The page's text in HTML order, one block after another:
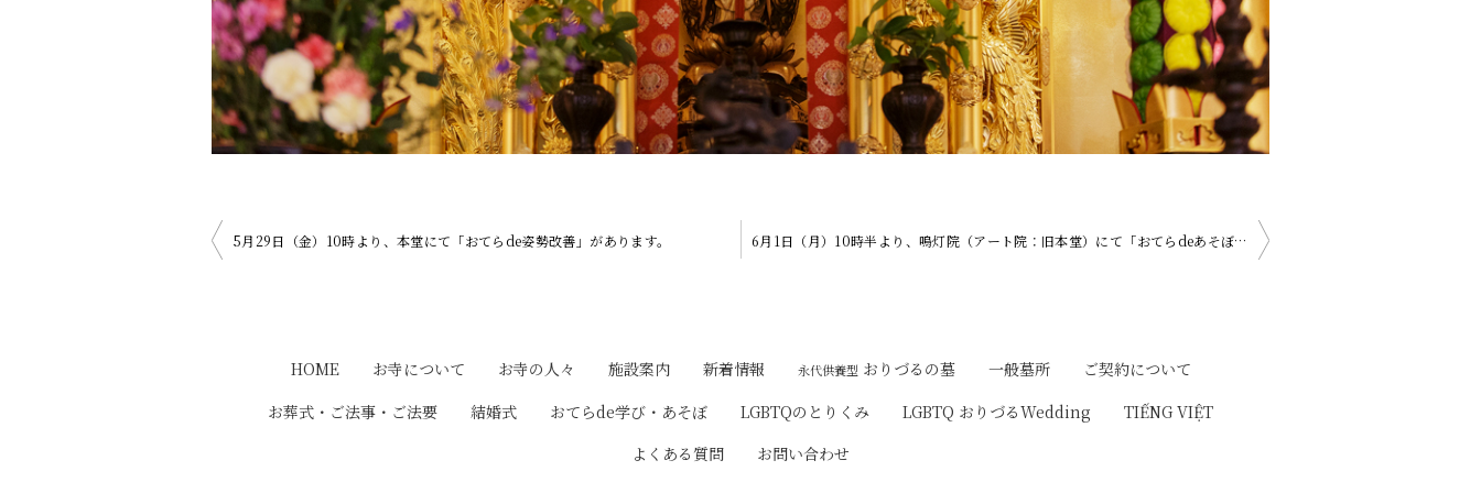
投5月29日（金）10時より、本堂にて「おてらde姿勢改善」があります。 6月1日（月）10時半より、嗚灯院（アート院：旧本堂）にて「おてらdeあそぼう！～親子サークルまるまる～」があります。
HOME お寺について お寺の人々 施設案内 新着情報 永代供養型 おりづるの墓 一般墓所
ご契約について
お葬式・ご法事・ご法要
結婚式 おてらde学び・あそぼ LGBTQのとりくみ LGBTQ おりづるWedding
TIẾNG VIỆT
よくある質問
お問い合わせ